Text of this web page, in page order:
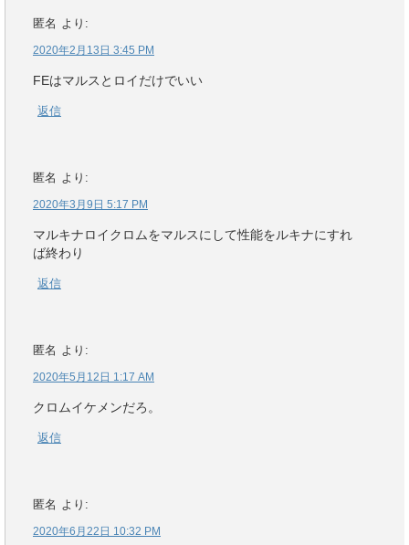
匿名 より:
2020年2月13日 3:45 PM
FEはマルスとロイだけでいい
返信
匿名 より:
2020年3月9日 5:17 PM
マルキナロイクロムをマルスにして性能をルキナにすれ
ば終わり
返信
匿名 より:
2020年5月12日 1:17 AM
クロムイケメンだろ。
返信
匿名 より:
2020年6月22日 10:32 PM